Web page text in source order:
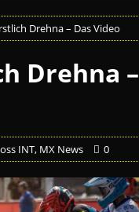
Drehna – Das Video
Drehna –
INT, MX News 0